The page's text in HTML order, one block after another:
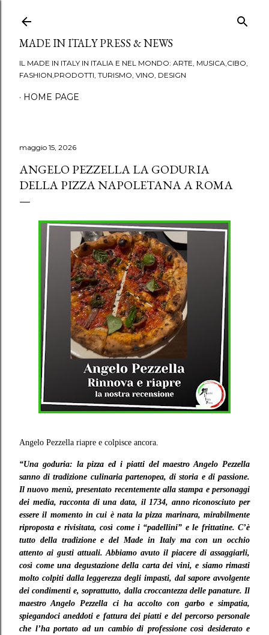
MADE IN ITALY PRESS & NEWS
IL MADE IN ITALY IN ITALIA E NEL MONDO: ARTE, MUSICA,CIBO,
FASHION,PRODOTTI, TURISMO, VINO, DESIGN
HOME PAGE
maggio 15, 2026
ANGELO PEZZELLA LA GODURIA
DELLA PIZZA NAPOLETANA A ROMA
Angelo Pezzella riapre e colpisce ancora.
“Una goduria: la pizza ed i piatti del maestro Angelo Pezzella
sanno di tradizione culinaria partenopea, di storia e di passione.
Il nuovo menù, presentato recentemente alla stampa e personaggi
dei media, racconta di una data, il 1734, anno riconosciuto per
essere il momento in cui è nata la pizza marinara, mirabilmente
riproposta e rivisitata, così come i “padellini” e le frittatine. C’è
tutto della tradizione e del Made in Italy ma con un occhio
attento ai gusti attuali. Abbiamo avuto il piacere di assaggiarli,
così come una degustazione della carta dei vini, e siamo rimasti
molto colpiti dalla leggerezza degli impasti, dal sapore avvolgente
dei condimenti e, soprattutto, dalla croccantezza delle panature. Il
maestro Angelo Pezzella ci ha accolto con garbo e simpatia,
spiegandoci aneddoti e fattura dei piatti e del percorso personale
che l’ha portato ad un cambio di professione così desiderato e